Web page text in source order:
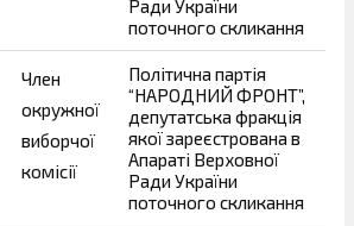
Ради України
поточного скликання
Член
окружної
виборчої
комісії
Політична партія
“НАРОДНИЙ ФРОНТ”,
депутатська фракція
якої зареєстрована в
Апараті Верховної
Ради України
поточного скликання